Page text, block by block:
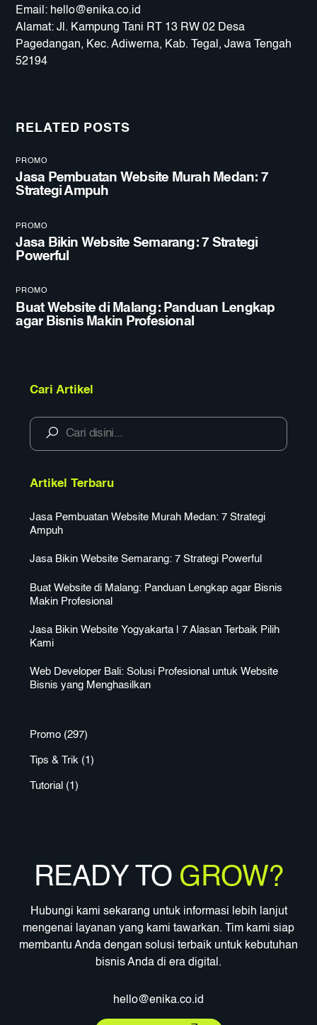
Email: hello@enika.co.id
Alamat: Jl. Kampung Tani RT 13 RW 02 Desa
Pagedangan, Kec. Adiwerna, Kab. Tegal, Jawa Tengah
52194
RELATED POSTS
PROMO
Jasa Pembuatan Website Murah Medan: 7
Strategi Ampuh
PROMO
Jasa Bikin Website Semarang: 7 Strategi
Powerful
PROMO
Buat Website di Malang: Panduan Lengkap
agar Bisnis Makin Profesional
Cari Artikel
Artikel Terbaru
Jasa Pembuatan Website Murah Medan: 7 Strategi
Ampuh
Jasa Bikin Website Semarang: 7 Strategi Powerful
Buat Website di Malang: Panduan Lengkap agar Bisnis
Makin Profesional
Jasa Bikin Website Yogyakarta | 7 Alasan Terbaik Pilih
Kami
Web Developer Bali: Solusi Profesional untuk Website
Bisnis yang Menghasilkan
Promo (297)
Tips & Trik (1)
Tutorial (1)
READY TO GROW?
Hubungi kami sekarang untuk informasi lebih lanjut
mengenai layanan yang kami tawarkan. Tim kami siap
membantu Anda dengan solusi terbaik untuk kebutuhan
bisnis Anda di era digital.
hello@enika.co.id